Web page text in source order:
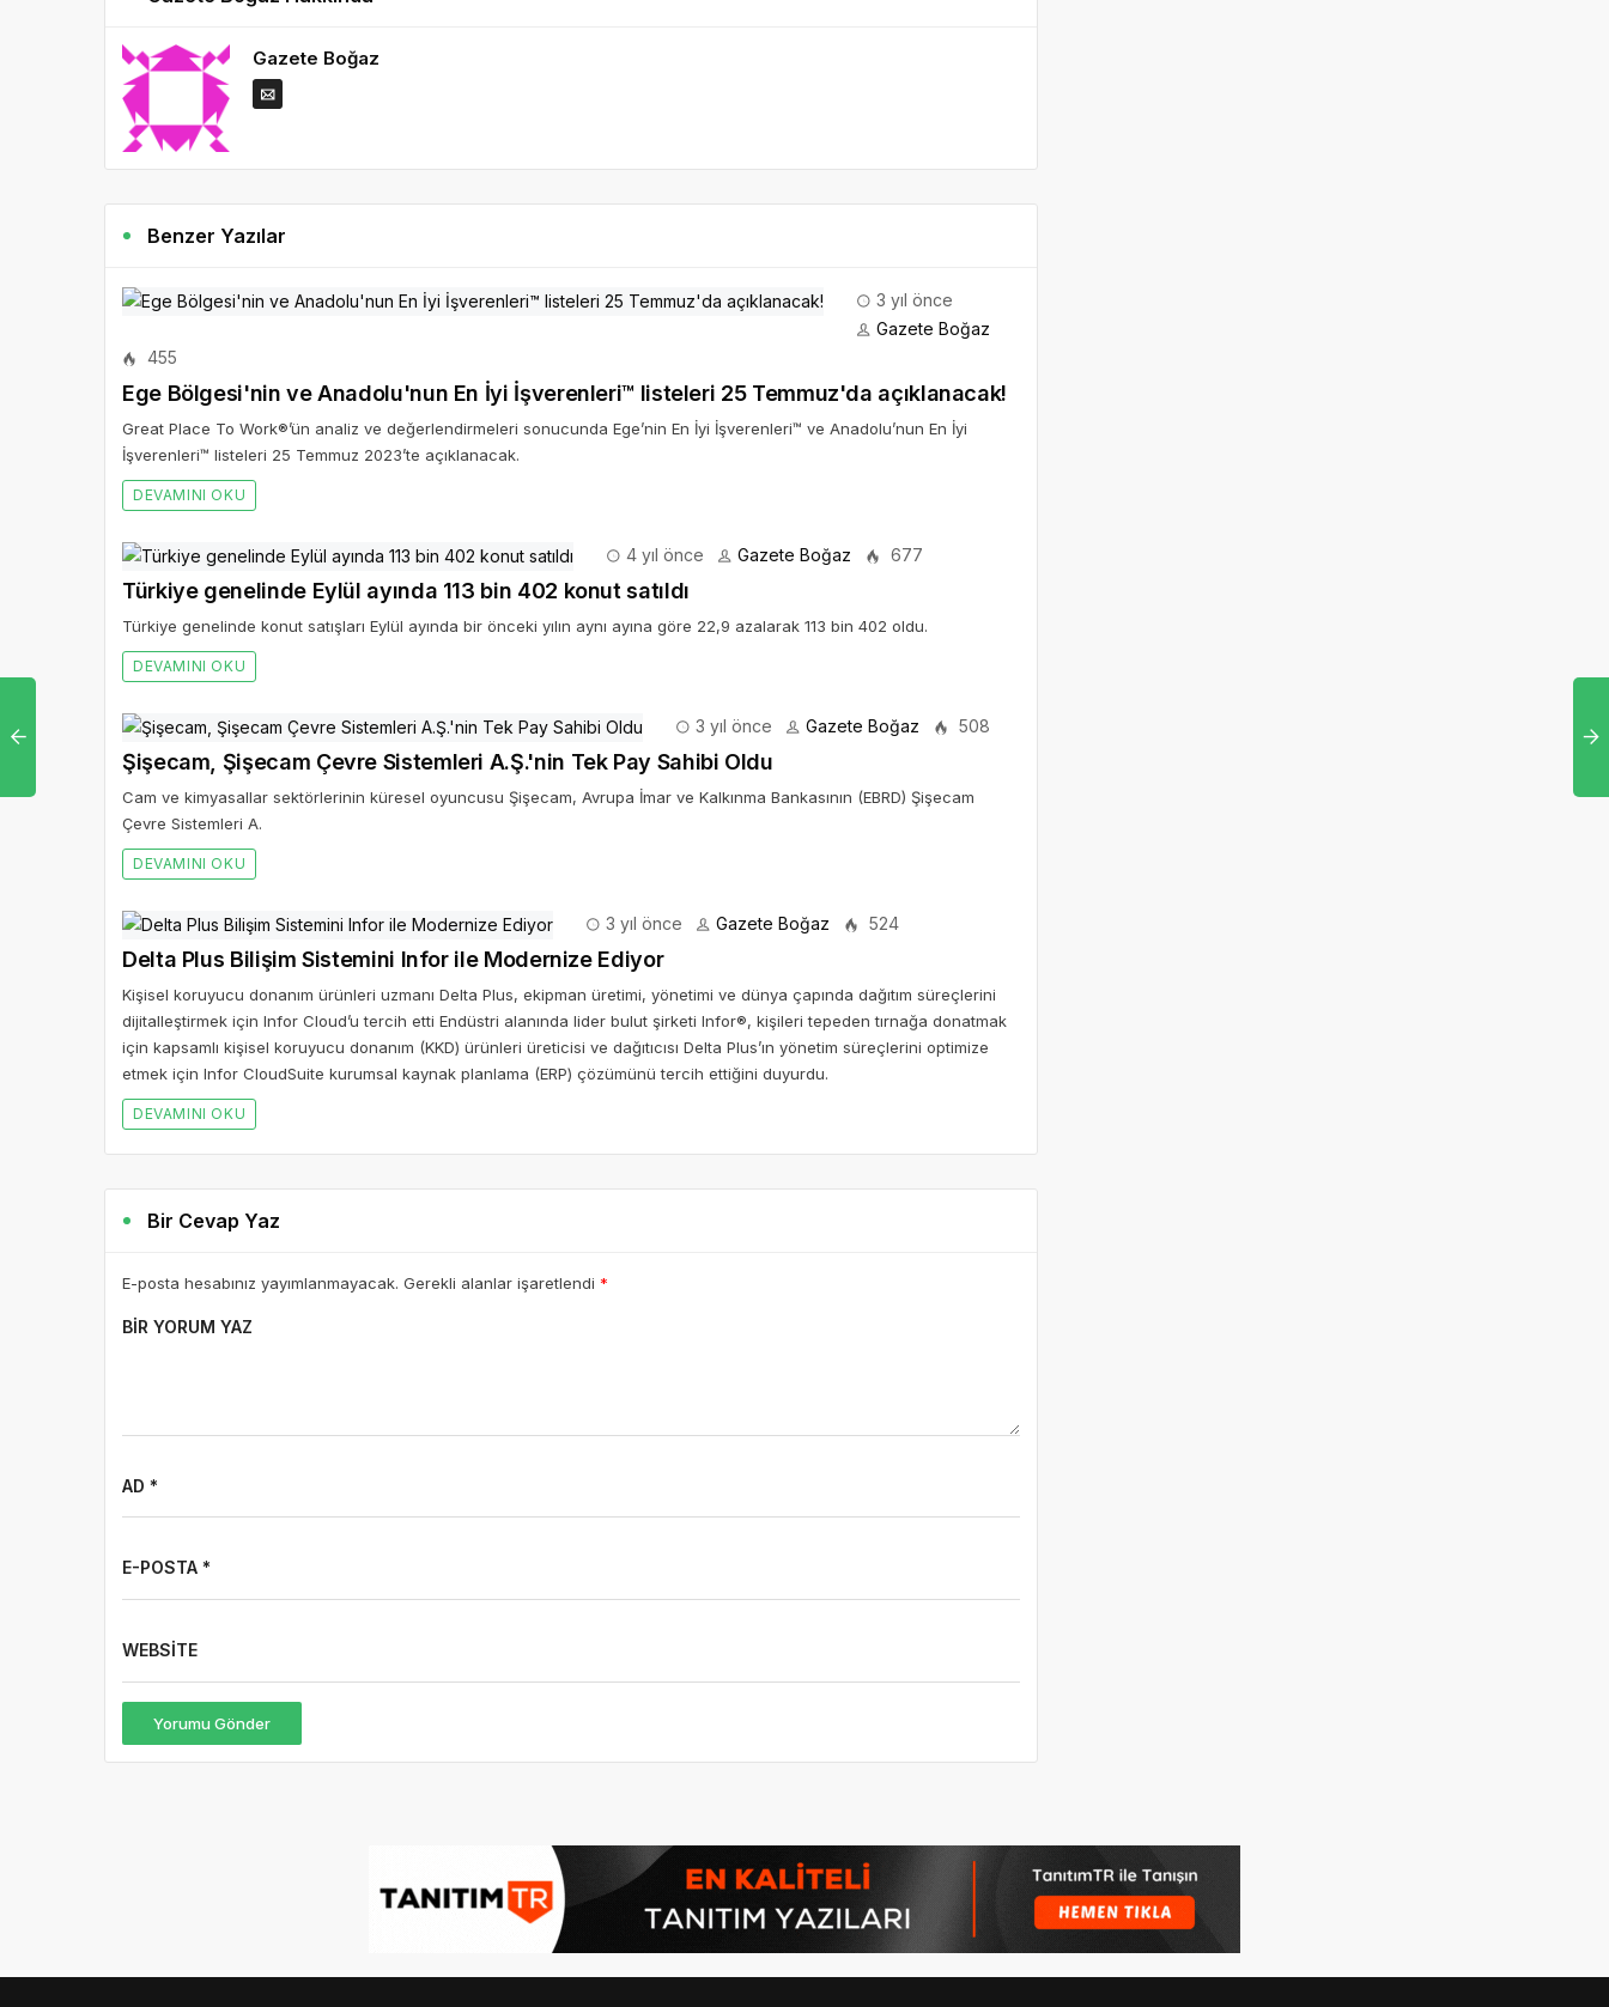
Gazete Boğaz
Benzer Yazılar
3 yıl önce
Gazete Boğaz
455
Ege Bölgesi'nin ve Anadolu'nun En İyi İşverenleri™ listeleri 25 Temmuz'da açıklanacak!
Great Place To Work®’ün analiz ve değerlendirmeleri sonucunda Ege’nin En İyi İşverenleri™ ve Anadolu’nun En İyi
İşverenleri™ listeleri 25 Temmuz 2023’te açıklanacak.
DEVAMINI OKU
4 yıl önce Gazete Boğaz 677
Türkiye genelinde Eylül ayında 113 bin 402 konut satıldı
Türkiye genelinde konut satışları Eylül ayında bir önceki yılın aynı ayına göre 22,9 azalarak 113 bin 402 oldu.
DEVAMINI OKU
3 yıl önce Gazete Boğaz 508
Şişecam, Şişecam Çevre Sistemleri A.Ş.'nin Tek Pay Sahibi Oldu
Cam ve kimyasallar sektörlerinin küresel oyuncusu Şişecam, Avrupa İmar ve Kalkınma Bankasının (EBRD) Şişecam
Çevre Sistemleri A.
DEVAMINI OKU
3 yıl önce Gazete Boğaz 524
Delta Plus Bilişim Sistemini Infor ile Modernize Ediyor
Kişisel koruyucu donanım ürünleri uzmanı Delta Plus, ekipman üretimi, yönetimi ve dünya çapında dağıtım süreçlerini
dijitalleştirmek için Infor Cloud’u tercih etti Endüstri alanında lider bulut şirketi Infor®, kişileri tepeden tırnağa donatmak
için kapsamlı kişisel koruyucu donanım (KKD) ürünleri üreticisi ve dağıtıcısı Delta Plus’ın yönetim süreçlerini optimize
etmek için Infor CloudSuite kurumsal kaynak planlama (ERP) çözümünü tercih ettiğini duyurdu.
DEVAMINI OKU
Bir Cevap Yaz
E-posta hesabınız yayımlanmayacak. Gerekli alanlar işaretlendi *
BIR YORUM YAZ
AD *
E-POSTA *
WEBSITE
Yorumu Gönder